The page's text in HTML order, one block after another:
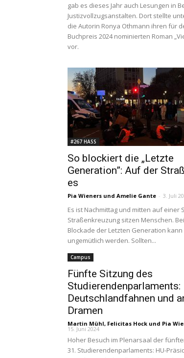
gab es dieses Jahr auch Lesungen in
Justizvollzugsanstalten. Dort stellte
die Autorin Ronya Othmann ihren für
Buchpreis 2024 nominierten Roman
vor.
#267 HASS
So blockiert die „Letzte
Generation”: Auf der
es
Pia Wieners und Amelie Gante - 3. Juli
Es ist Nachmittag und mitten auf einer
Straßenkreuzung sitzen Menschen.
Blockade der Letzten Generation kann
ungemütlich werden. Sollten...
Campus
Fünfte Sitzung des
Studierendenparlaments:
Deutschlandfahnen und
Dramen
Martin Mühl, Felicitas Hock und Pia
15. Juni 2024
Hoher Besuch im Plenarsaal der
31. Studierendenparlaments: HU-